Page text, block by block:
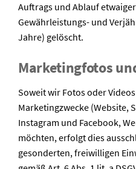
Auftrags und Ablauf
Gewährleistungs- und
Jahre) gelöscht.
Marketingfotos
Soweit wir Fotos oder
Marketingzwecke (Website,
Instagram und Facebook,
möchten, erfolgt dies
gesonderten, freiwilligen